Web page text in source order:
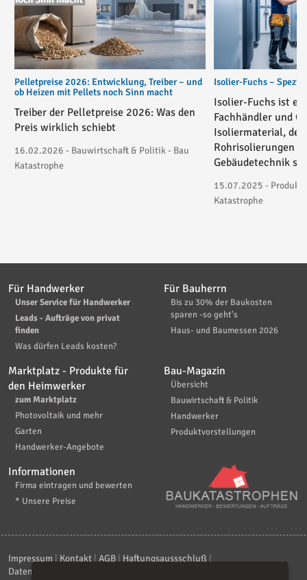
Pelletpreise 2026: Entwicklung, Treiber – und
ob Heizen mit Pellets noch Sinn macht
Treiber der Pelletpreise 2026: Was den
Preis wirklich schiebt
16.02.2026 - Bauwirtschaft & Politik - Bau
Katastrophe
Isolier-Fuchs –
Isolier-Fuchs ist
Fachhändler und
Isoliermaterial, der
Rohrisolierungen
Gebäudetechnik
15.07.2025 -
Katastrophe
Für Handwerker
Unser Service für Handwerker
Leads - Aufträge von privat
finden
Was dürfen Leads kosten?
Für Bauherrn
Bis zu 30% der Baukosten
sparen -so geht's
Haus- und Baumessen 2026
Marktplatz - Produkte für
den Heimwerker
zum Marktplatz
Photovoltaik und mehr
Garten
Handwerker-Angebote
Bau-Magazin
Übersicht
Bauwirtschaft & Politik
Handwerker
Produktvorstellungen
Informationen
Firma eintragen und bewerten
* Unsere Preise
Impressum Kontakt AGB Haftungsaussschluß
Datenschutzerklärung